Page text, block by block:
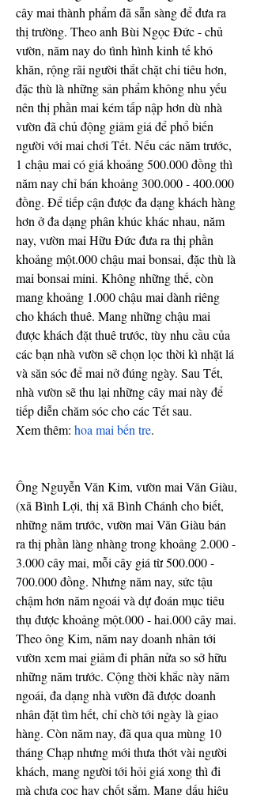
cây mai thành phẩm đã sẵn sàng để đưa ra
thị trường. Theo anh Bùi Ngọc Đức - chủ
vườn, năm nay do tình hình kinh tế khó
khăn, rộng rãi người thắt chặt chi tiêu hơn,
đặc thù là những sản phẩm không nhu yếu
nên thị phần mai kém tấp nập hơn dù nhà
vườn đã chủ động giảm giá để phổ biến
người với mai chơi Tết. Nếu các năm trước,
1 chậu mai có giá khoảng 500.000 đồng thì
năm nay chỉ bán khoảng 300.000 - 400.000
đồng. Để tiếp cận được đa dạng khách hàng
hơn ở đa dạng phân khúc khác nhau, năm
nay, vườn mai Hữu Đức đưa ra thị phần
khoảng một.000 chậu mai bonsai, đặc thù là
mai bonsai mini. Không những thế, còn
mang khoảng 1.000 chậu mai dành riêng
cho khách thuê. Mang những chậu mai
được khách đặt thuê trước, tùy nhu cầu của
các bạn nhà vườn sẽ chọn lọc thời kì nhặt lá
và săn sóc để mai nở đúng ngày. Sau Tết,
nhà vườn sẽ thu lại những cây mai này để
tiếp diễn chăm sóc cho các Tết sau.
Xem thêm: hoa mai bến tre.
Ông Nguyễn Văn Kim, vườn mai Văn Giàu,
(xã Bình Lợi, thị xã Bình Chánh cho biết,
những năm trước, vườn mai Văn Giàu bán
ra thị phần làng nhàng trong khoảng 2.000 -
3.000 cây mai, mỗi cây giá từ 500.000 -
700.000 đồng. Nhưng năm nay, sức tậu
chậm hơn năm ngoái và dự đoán mục tiêu
thụ được khoảng một.000 - hai.000 cây mai.
Theo ông Kim, năm nay doanh nhân tới
vườn xem mai giảm đi phân nửa so sở hữu
những năm trước. Cộng thời khắc này năm
ngoái, đa dạng nhà vườn đã được doanh
nhân đặt tìm hết, chỉ chờ tới ngày là giao
hàng. Còn năm nay, đã qua qua mùng 10
tháng Chạp nhưng mới thưa thớt vài người
khách, mang người tới hỏi giá xong thì đi
mà chưa cọc hay chốt sắm. Mang dấu hiệu